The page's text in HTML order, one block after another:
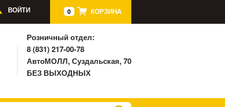
0 КОРЗИНА
ВОЙТИ
Розничный отдел:
8 (831) 217-00-78
АвтоМОЛЛ, Суздальская, 70
БЕЗ ВЫХОДНЫХ